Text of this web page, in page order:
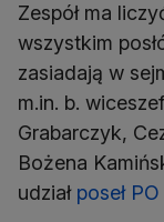
Zespół ma
wszystkim
zasiadają w
m.in. b.
Grabarczyk,
Bożena
udział poseł PO